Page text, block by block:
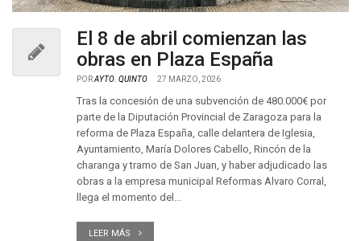
El 8 de abril comienzan las
obras en Plaza España
PORAYTO. QUINTO 27 MARZO, 2026
Tras la concesión de una subvención de 480.000€ por
parte de la Diputación Provincial de Zaragoza para la
reforma de Plaza España, calle delantera de Iglesia,
Ayuntamiento, María Dolores Cabello, Rincón de la
charanga y tramo de San Juan, y haber adjudicado las
obras a la empresa municipal Reformas Alvaro Corral,
llega el momento del...
LEER MÁS